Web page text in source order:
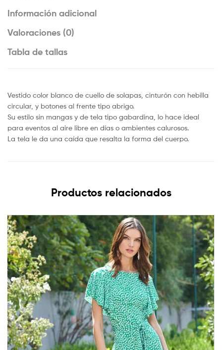
Información adicional
Valoraciones (0)
Tabla de tallas
Vestido color blanco de cuello de solapas, cinturón con hebilla
circular, y botones al frente tipo abrigo.
Su estilo sin mangas y de tela tipo gabardina, lo hace ideal
para eventos al aire libre en días o ambientes calurosos.
La tela le da una caída que resalta la forma del cuerpo.
Productos relacionados